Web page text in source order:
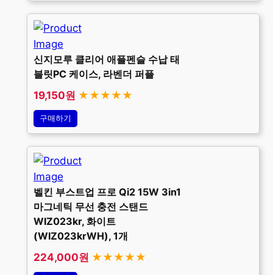
신지모루 클리어 애플펜슬 수납 태
블릿PC 케이스, 라벤더 퍼플
19,150원 ★★★★★
구매하기
벨킨 부스트업 프로 Qi2 15W 3in1
마그네틱 무선 충전 스탠드
WIZ023kr, 화이트
(WIZ023krWH), 1개
224,000원 ★★★★★